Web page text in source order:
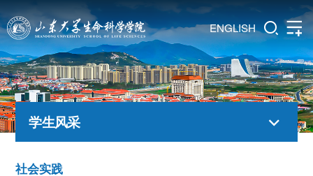
ENGLISH
学生风采
社会实践